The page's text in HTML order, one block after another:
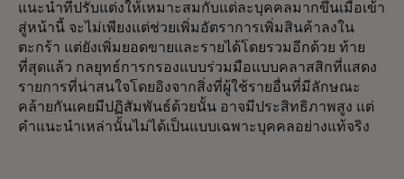
แนะนำที่ปรับแต่งให้เหมาะสมกับแต่ละบุคคลมากขึ้นเมื่อเข้า
สู่หน้านี้ จะไม่เพียงแต่ช่วยเพิ่มอัตราการเพิ่มสินค้าลงใน
ตะกร้า แต่ยังเพิ่มยอดขายและรายได้โดยรวมอีกด้วย ท้าย
ที่สุดแล้ว กลยุทธ์การกรองแบบร่วมมือแบบคลาสสิกที่แสดง
รายการที่น่าสนใจโดยอิงจากสิ่งที่ผู้ใช้รายอื่นที่มีลักษณะ
คล้ายกันเคยมีปฏิสัมพันธ์ด้วยนั้น อาจมีประสิทธิภาพสูง แต่
คำแนะนำเหล่านั้นไม่ได้เป็นแบบเฉพาะบุคคลอย่างแท้จริง